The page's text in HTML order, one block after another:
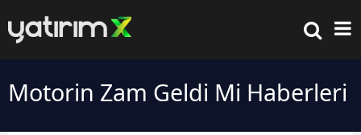
Motorin Zam Geldi Mi Haberleri